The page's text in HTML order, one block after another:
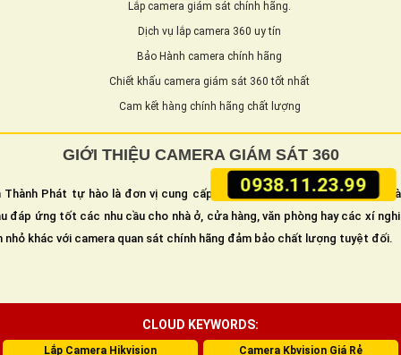
0938.11.23.99
Lắp camera giám sát chính hãng.
Dịch vụ lắp camera 360 uy tín
Bảo Hành camera chính hãng
Chiết khấu camera giám sát 360 tốt nhất
Cam kết hàng chính hãng chất lượng
GIỚI THIỆU CAMERA GIÁM SÁT 360
Thành Phát tự hào là đơn vị cung cấp và lắp camera giám sát an ninh
đáp ứng tốt các nhu cầu cho nhà ở, cửa hàng, văn phòng hay các xí
nhỏ khác với camera quan sát chính hãng đảm bảo chất lượng tuyệt đối.
CLOUD KEYWORDS:
Lắp Camera Hikvision Camera Kbvision Giá Rẻ